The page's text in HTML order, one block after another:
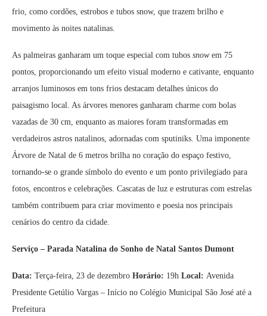
frio, como cordões, estrobos e tubos snow, que trazem brilho e
movimento às noites natalinas.
As palmeiras ganharam um toque especial com tubos snowem 75
pontos, proporcionando um efeito visual moderno e cativante, enquanto
arranjos luminosos em tons frios destacam detalhes únicos do
paisagismo local. As árvores menores ganharam charme com bolas
vazadas de 30 cm, enquanto as maiores foram transformadas em
verdadeiros astros natalinos, adornadas com sputiniks. Uma imponente
Árvore de Natal de 6 metros brilha no coração do espaço festivo,
tornando-se o grande símbolo do evento e um ponto privilegiado para
fotos, encontros e celebrações. Cascatas de luz e estruturas com estrelas
também contribuem para criar movimento e poesia nos principais
cenários do centro da cidade.
Serviço – Parada Natalina do Sonho de Natal Santos Dumont
Data: Terça-feira, 23 de dezembro Horário: 19h Local: Avenida
Presidente Getúlio Vargas – Início no Colégio Municipal São José até a
Prefeitura